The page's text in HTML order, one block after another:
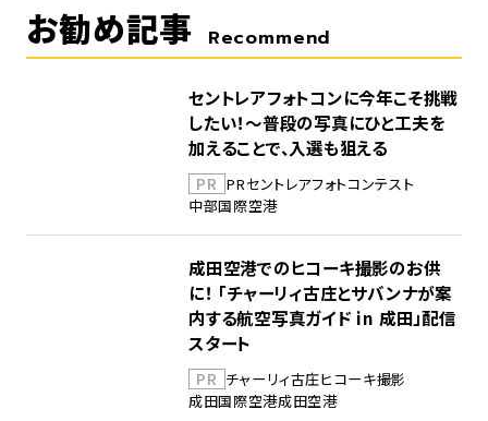
お勧め記事 Recommend
セントレアフォトコンに今年こそ挑戦
したい！～普段の写真にひと工夫を
加えることで、入選も狙える
PR PRセントレアフォトコンテスト
中部国際空港
成田空港でのヒコーキ撮影のお供
に！ 「チャーリィ古庄とサバンナが案
内する航空写真ガイド in 成田」配信
スタート
PR チャーリィ古庄ヒコーキ撮影
成田国際空港成田空港